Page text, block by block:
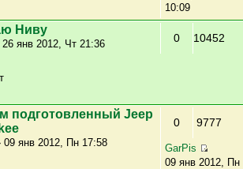
10:09
Ниву
26 янв 2012, Чт 21:36 0 10452
подготовленный Jeep
09 янв 2012, Пн 17:58
0 9777
GarPis
09 янв 2012, Пн